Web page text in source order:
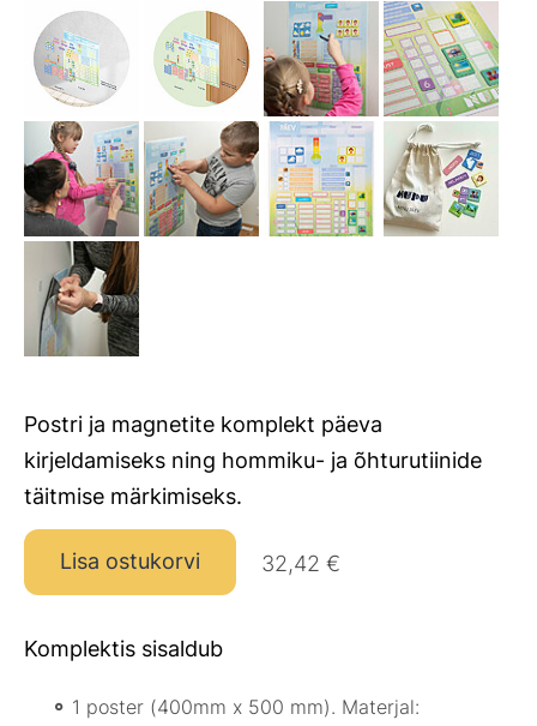
Postri ja magnetite komplekt päeva
kirjeldamiseks ning hommiku- ja õhturutiinide
täitmise märkimiseks.
Lisa ostukorvi 32,42 €
Komplektis sisaldub
1 poster (400mm x 500 mm). Materjal: